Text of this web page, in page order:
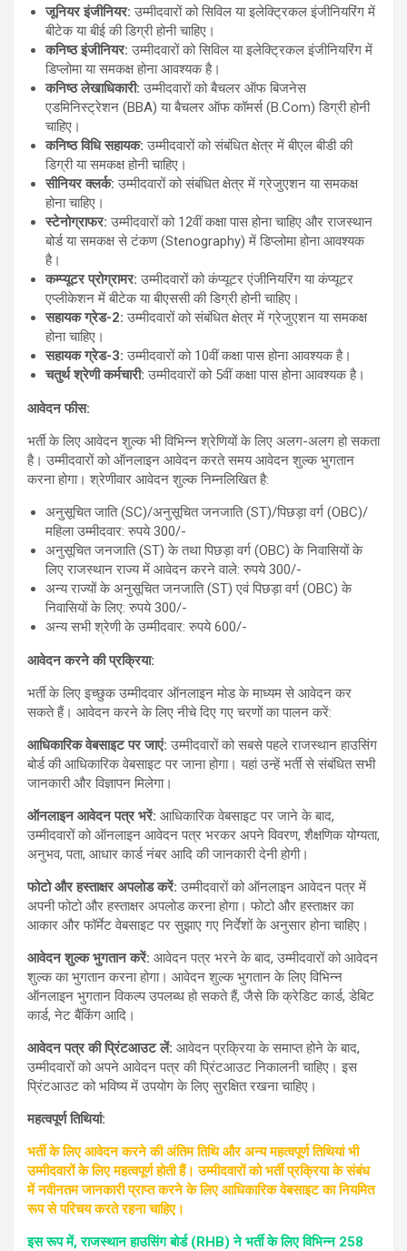
जूनियर इंजीनियर: उम्मीदवारों को सिविल या इलेक्ट्रिकल इंजीनियरिंग में
बीटेक या बीई की डिग्री होनी चाहिए।
कनिष्ठ इंजीनियर: उम्मीदवारों को सिविल या इलेक्ट्रिकल इंजीनियरिंग में
डिप्लोमा या समकक्ष होना आवश्यक है।
कनिष्ठ लेखाधिकारी: उम्मीदवारों को बैचलर ऑफ बिजनेस
एडमिनिस्ट्रेशन (BBA) या बैचलर ऑफ कॉमर्स (B.Com) डिग्री होनी
चाहिए।
कनिष्ठ विधि सहायक: उम्मीदवारों को संबंधित क्षेत्र में बीएल बीडी की
डिग्री या समकक्ष होनी चाहिए।
सीनियर क्लर्क: उम्मीदवारों को संबंधित क्षेत्र में ग्रेजुएशन या समकक्ष
होना चाहिए।
स्टेनोग्राफर: उम्मीदवारों को 12वीं कक्षा पास होना चाहिए और राजस्थान
बोर्ड या समकक्ष से टंकण (Stenography) में डिप्लोमा होना आवश्यक
है।
कम्प्यूटर प्रोग्रामर: उम्मीदवारों को कंप्यूटर एंजीनियरिंग या कंप्यूटर
एप्लीकेशन में बीटेक या बीएससी की डिग्री होनी चाहिए।
सहायक ग्रेड-2: उम्मीदवारों को संबंधित क्षेत्र में ग्रेजुएशन या समकक्ष
होना चाहिए।
सहायक ग्रेड-3: उम्मीदवारों को 10वीं कक्षा पास होना आवश्यक है।
चतुर्थ श्रेणी कर्मचारी: उम्मीदवारों को 5वीं कक्षा पास होना आवश्यक है।
आवेदन फीस:
भर्ती के लिए आवेदन शुल्क भी विभिन्न श्रेणियों के लिए अलग-अलग हो सकता
है। उम्मीदवारों को ऑनलाइन आवेदन करते समय आवेदन शुल्क भुगतान
करना होगा। श्रेणीवार आवेदन शुल्क निम्नलिखित है:
अनुसूचित जाति (SC)/अनुसूचित जनजाति (ST)/पिछड़ा वर्ग (OBC)/
महिला उम्मीदवार: रुपये 300/-
अनुसूचित जनजाति (ST) के तथा पिछड़ा वर्ग (OBC) के निवासियों के
लिए राजस्थान राज्य में आवेदन करने वाले: रुपये 300/-
अन्य राज्यों के अनुसूचित जनजाति (ST) एवं पिछड़ा वर्ग (OBC) के
निवासियों के लिए: रुपये 300/-
अन्य सभी श्रेणी के उम्मीदवार: रुपये 600/-
आवेदन करने की प्रक्रिया:
भर्ती के लिए इच्छुक उम्मीदवार ऑनलाइन मोड के माध्यम से आवेदन कर
सकते हैं। आवेदन करने के लिए नीचे दिए गए चरणों का पालन करें:
आधिकारिक वेबसाइट पर जाएं: उम्मीदवारों को सबसे पहले राजस्थान हाउसिंग
बोर्ड की आधिकारिक वेबसाइट पर जाना होगा। यहां उन्हें भर्ती से संबंधित सभी
जानकारी और विज्ञापन मिलेगा।
ऑनलाइन आवेदन पत्र भरें: आधिकारिक वेबसाइट पर जाने के बाद,
उम्मीदवारों को ऑनलाइन आवेदन पत्र भरकर अपने विवरण, शैक्षणिक योग्यता,
अनुभव, पता, आधार कार्ड नंबर आदि की जानकारी देनी होगी।
फोटो और हस्ताक्षर अपलोड करें: उम्मीदवारों को ऑनलाइन आवेदन पत्र में
अपनी फोटो और हस्ताक्षर अपलोड करना होगा। फोटो और हस्ताक्षर का
आकार और फॉर्मेट वेबसाइट पर सुझाए गए निर्देशों के अनुसार होना चाहिए।
आवेदन शुल्क भुगतान करें: आवेदन पत्र भरने के बाद, उम्मीदवारों को आवेदन
शुल्क का भुगतान करना होगा। आवेदन शुल्क भुगतान के लिए विभिन्न
ऑनलाइन भुगतान विकल्प उपलब्ध हो सकते हैं, जैसे कि क्रेडिट कार्ड, डेबिट
कार्ड, नेट बैंकिंग आदि।
आवेदन पत्र की प्रिंटआउट लें: आवेदन प्रक्रिया के समाप्त होने के बाद,
उम्मीदवारों को अपने आवेदन पत्र की प्रिंटआउट निकालनी चाहिए। इस
प्रिंटआउट को भविष्य में उपयोग के लिए सुरक्षित रखना चाहिए।
महत्वपूर्ण तिथियां:
भर्ती के लिए आवेदन करने की अंतिम तिथि और अन्य महत्वपूर्ण तिथियां भी
उम्मीदवारों के लिए महत्वपूर्ण होती हैं। उम्मीदवारों को भर्ती प्रक्रिया के संबंध
में नवीनतम जानकारी प्राप्त करने के लिए आधिकारिक वेबसाइट का नियमित
रूप से परिचय करते रहना चाहिए।
इस रूप में, राजस्थान हाउसिंग बोर्ड (RHB) ने भर्ती के लिए विभिन्न 258